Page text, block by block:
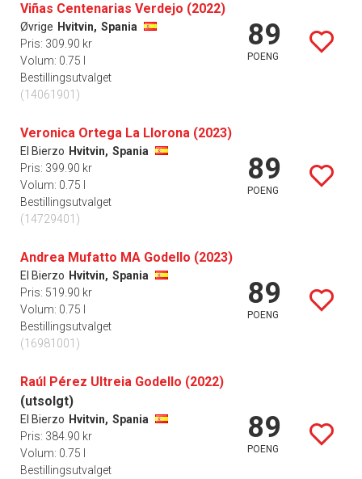
Viñas Centenarias Verdejo (2022)
Øvrige Hvitvin, Spania
Pris: 309.90 kr
Volum: 0.75 l
Bestillingsutvalget
(14061901)
89
POENG
Veronica Ortega La Llorona (2023)
El Bierzo Hvitvin, Spania
Pris: 399.90 kr
Volum: 0.75 l
Bestillingsutvalget
(14729401)
89
POENG
Andrea Mufatto MA Godello (2023)
El Bierzo Hvitvin, Spania
Pris: 519.90 kr
Volum: 0.75 l
Bestillingsutvalget
(16981001)
89
POENG
Raúl Pérez Ultreia Godello (2022)
(utsolgt)
El Bierzo Hvitvin, Spania
Pris: 384.90 kr
Volum: 0.75 l
Bestillingsutvalget
89
POENG